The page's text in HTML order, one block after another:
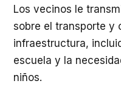
Los vecinos le
sobre el transporte y
infraestructura,
escuela y la
niños.